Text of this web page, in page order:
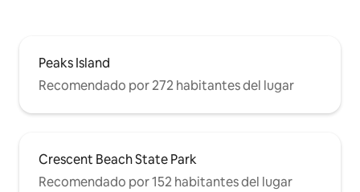
Peaks Island
Recomendado por 272 habitantes del lugar
Crescent Beach State Park
Recomendado por 152 habitantes del lugar